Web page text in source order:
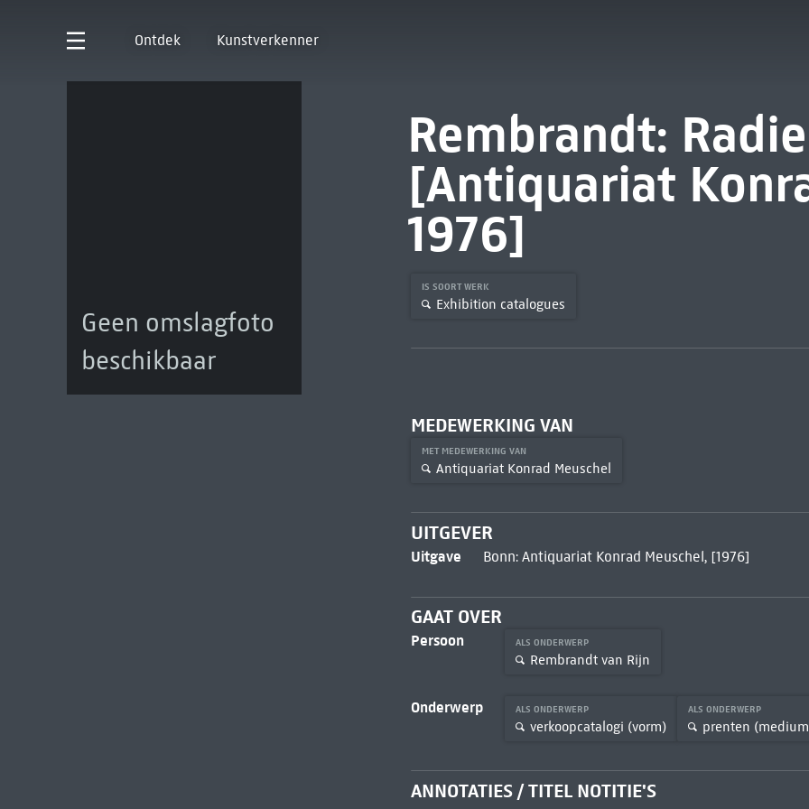
Ontdek Kunstverkenner
Geen omslagfoto
beschikbaar
Rembrandt:
[Antiquariat
1976]
IS SOORT WERK
Exhibition catalogues
MEDEWERKING VAN
MET MEDEWERKING VAN
Antiquariat Konrad Meuschel
UITGEVER
Uitgave Bonn: Antiquariat Konrad Meuschel, [1976]
GAAT OVER
Persoon ALS ONDERWERP
Rembrandt van Rijn
Onderwerp ALS ONDERWERP
verkoopcatalogi (vorm)
ALS ONDERWERP
prenten
ANNOTATIES / TITEL NOTITIE'S